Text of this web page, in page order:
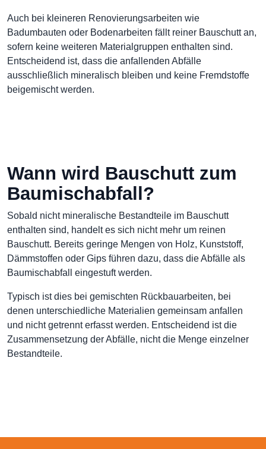
Auch bei kleineren Renovierungsarbeiten wie
Badumbauten oder Bodenarbeiten fällt reiner Bauschutt an,
sofern keine weiteren Materialgruppen enthalten sind.
Entscheidend ist, dass die anfallenden Abfälle
ausschließlich mineralisch bleiben und keine Fremdstoffe
beigemischt werden.
Wann wird Bauschutt zum
Baumischabfall?
Sobald nicht mineralische Bestandteile im Bauschutt
enthalten sind, handelt es sich nicht mehr um reinen
Bauschutt. Bereits geringe Mengen von Holz, Kunststoff,
Dämmstoffen oder Gips führen dazu, dass die Abfälle als
Baumischabfall eingestuft werden.
Typisch ist dies bei gemischten Rückbauarbeiten, bei
denen unterschiedliche Materialien gemeinsam anfallen
und nicht getrennt erfasst werden. Entscheidend ist die
Zusammensetzung der Abfälle, nicht die Menge einzelner
Bestandteile.